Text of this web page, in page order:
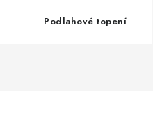
Podlahové topení